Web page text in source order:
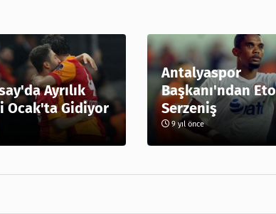
Ayrılık
Ocak'ta Gidiyor
Antalyaspor
Başkanı'ndan
Serzeniş
9 yıl önce